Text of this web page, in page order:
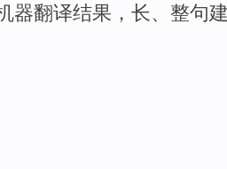
器翻译结果，长、整句